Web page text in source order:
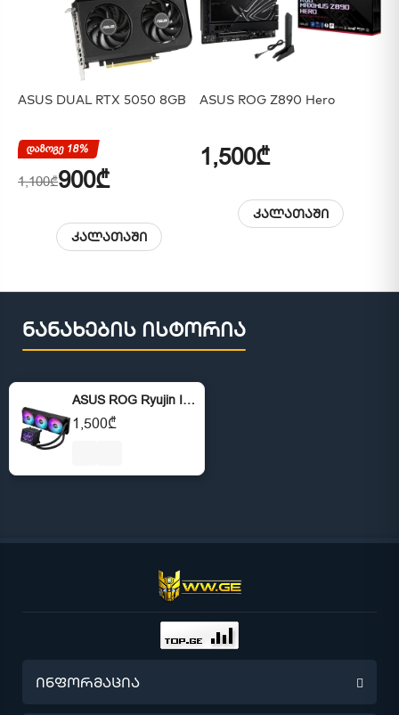
ASUS DUAL RTX 5050 8GB
დაზოგე 18%
1,100₾900₾
კალათაში
ASUS ROG Z890 Hero
1,500₾
კალათაში
ნანახების ისტორია
ASUS ROG Ryujin III 360 ARGB Extreme
1,500₾
ინფორმაცია